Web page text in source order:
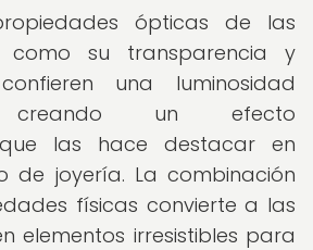
ópticas de las
como su transparencia y
una luminosidad
creando un efecto
las hace destacar en
de joyería. La combinación
físicas convierte a las
elementos irresistibles para